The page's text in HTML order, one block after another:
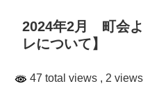
2024年2月 町会
レについて】
47 total views , 2